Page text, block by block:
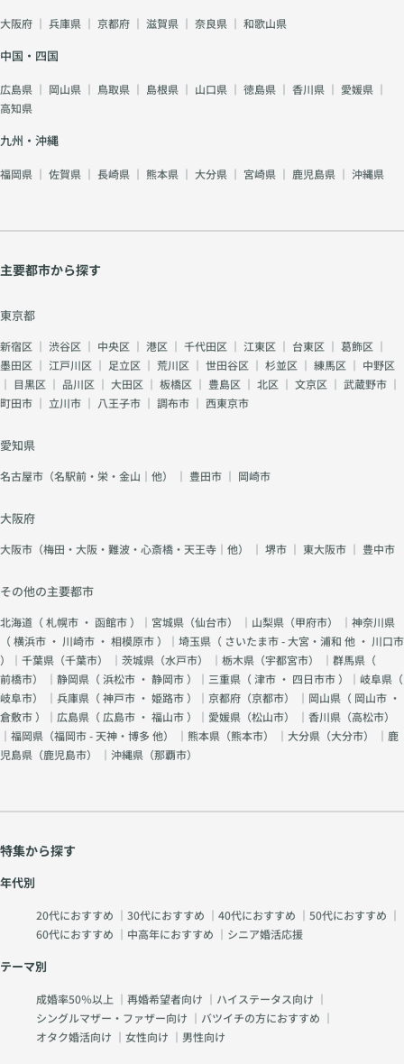
大阪府 ｜ 兵庫県 ｜ 京都府 ｜ 滋賀県 ｜ 奈良県 ｜ 和歌山県
中国・四国
広島県 ｜ 岡山県 ｜ 鳥取県 ｜ 島根県 ｜ 山口県 ｜ 徳島県 ｜ 香川県 ｜ 愛媛県 ｜
高知県
九州・沖縄
福岡県 ｜ 佐賀県 ｜ 長崎県 ｜ 熊本県 ｜ 大分県 ｜ 宮崎県 ｜ 鹿児島県 ｜ 沖縄県
主要都市から探す
東京都
新宿区 ｜ 渋谷区 ｜ 中央区 ｜ 港区 ｜ 千代田区 ｜ 江東区 ｜ 台東区 ｜ 葛飾区 ｜
墨田区 ｜ 江戸川区 ｜ 足立区 ｜ 荒川区 ｜ 世田谷区 ｜ 杉並区 ｜ 練馬区 ｜ 中野区
｜ 目黒区 ｜ 品川区 ｜ 大田区 ｜ 板橋区 ｜ 豊島区 ｜ 北区 ｜ 文京区 ｜ 武蔵野市 ｜
町田市 ｜ 立川市 ｜ 八王子市 ｜ 調布市 ｜ 西東京市
愛知県
名古屋市（名駅前・栄・金山｜他） ｜ 豊田市 ｜ 岡崎市
大阪府
大阪市（梅田・大阪・難波・心斎橋・天王寺｜他） ｜ 堺市 ｜ 東大阪市 ｜ 豊中市
その他の主要都市
北海道（札幌市 ・ 函館市）｜宮城県（仙台市） ｜山梨県（甲府市） ｜神奈川県
（横浜市 ・ 川崎市 ・ 相模原市）｜埼玉県（ さいたま市 - 大宮・浦和 他 ・ 川口市
）｜千葉県（千葉市） ｜茨城県（水戸市） ｜栃木県（宇都宮市） ｜群馬県（
前橋市） ｜静岡県（浜松市 ・ 静岡市）｜三重県（津市 ・ 四日市市）｜岐阜県（
岐阜市） ｜兵庫県（神戸市 ・ 姫路市）｜京都府（京都市） ｜岡山県（ 岡山市 ・
倉敷市）｜広島県（ 広島市 ・ 福山市）｜愛媛県（松山市） ｜香川県（高松市）
｜福岡県（福岡市 - 天神・博多 他） ｜熊本県（熊本市） ｜大分県（大分市） ｜鹿
児島県（鹿児島市） ｜沖縄県（那覇市）
特集から探す
年代別
20代におすすめ ｜ 30代におすすめ ｜ 40代におすすめ ｜ 50代におすすめ ｜
60代におすすめ ｜ 中高年におすすめ ｜ シニア婚活応援
テーマ別
成婚率50％以上 ｜ 再婚希望者向け ｜ ハイステータス向け ｜
シングルマザー・ファザー向け ｜ バツイチの方におすすめ ｜
オタク婚活向け ｜ 女性向け ｜ 男性向け